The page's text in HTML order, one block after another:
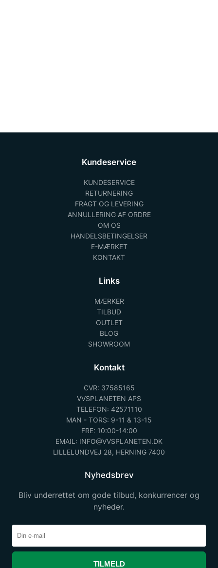
Kundeservice
KUNDESERVICE
RETURNERING
FRAGT OG LEVERING
ANNULLERING AF ORDRE
OM OS
HANDELSBETINGELSER
E-MÆRKET
KONTAKT
Links
MÆRKER
TILBUD
OUTLET
BLOG
SHOWROOM
Kontakt
CVR: 37585165
VVSPLANETEN APS
TELEFON: 42571110
MAN - TORS: 9-11 & 13-15
FRE: 10:00-14:00
EMAIL: INFO@VVSPLANETEN.DK
LILLELUNDVEJ 28, HERNING 7400
Nyhedsbrev
Bliv underrettet om gode tilbud, konkurrencer og
nyheder.
TILMELD